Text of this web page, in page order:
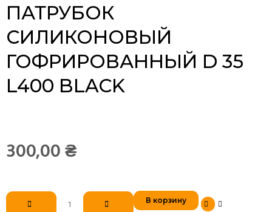
ПАТРУБОК
СИЛИКОНОВЫЙ
ГОФРИРОВАННЫЙ D 35
L400 BLACK
300,00 ₴
Количество
товара
В корзину